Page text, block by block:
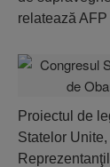
relatează
Proiectul de
Statelor